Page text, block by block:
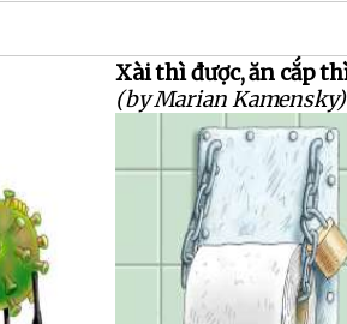
Xài thì được, ăn cắp
(by Marian Kamensky)